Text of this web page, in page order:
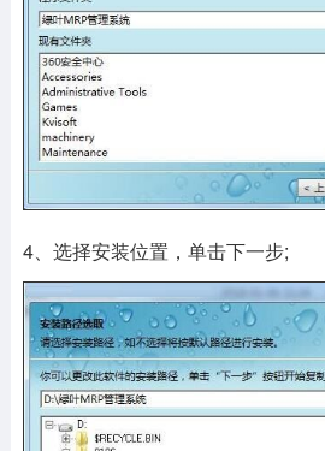
4、选择安装位置，单击下一步;